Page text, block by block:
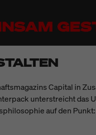
Capital in
unterstreicht
auf den